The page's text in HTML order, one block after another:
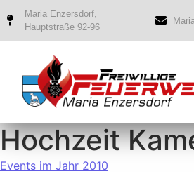
Maria Enzersdorf,
Hauptstraße 92-96
Hochzeit
Events im Jahr 2010